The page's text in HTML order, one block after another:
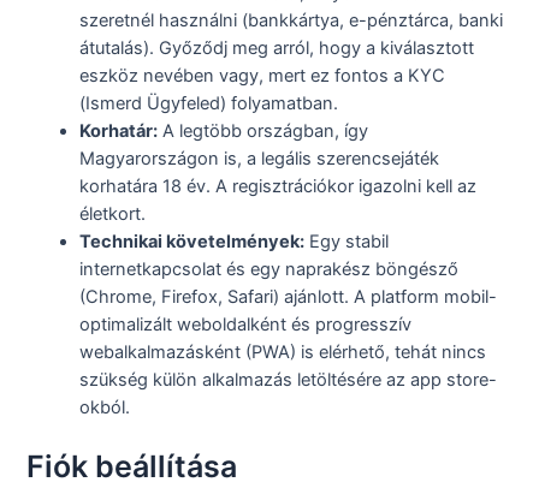
szeretnél használni (bankkártya, e-pénztárca, banki
átutalás). Győződj meg arról, hogy a kiválasztott
eszköz nevében vagy, mert ez fontos a KYC
(Ismerd Ügyfeled) folyamatban.
Korhatár: A legtöbb országban, így
Magyarországon is, a legális szerencsejáték
korhatára 18 év. A regisztrációkor igazolni kell az
életkort.
Technikai követelmények: Egy stabil
internetkapcsolat és egy naprakész böngésző
(Chrome, Firefox, Safari) ajánlott. A platform mobil-
optimalizált weboldalként és progresszív
webalkalmazásként (PWA) is elérhető, tehát nincs
szükség külön alkalmazás letöltésére az app store-
okból.
Fiók beállítása